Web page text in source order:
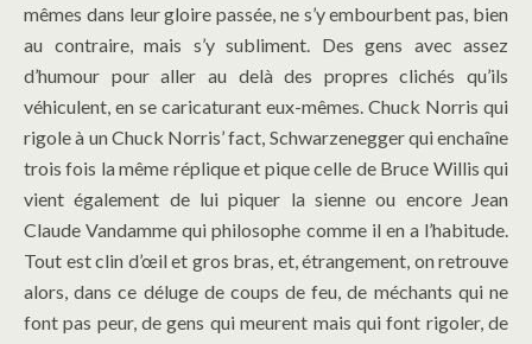
mêmes dans leur gloire passée, ne s’y embourbent pas, bien
au contraire, mais s’y subliment. Des gens avec assez
d’humour pour aller au delà des propres clichés qu’ils
véhiculent, en se caricaturant eux-mêmes. Chuck Norris qui
rigole à un Chuck Norris’ fact, Schwarzenegger qui enchaîne
trois fois la même réplique et pique celle de Bruce Willis qui
vient également de lui piquer la sienne ou encore Jean
Claude Vandamme qui philosophe comme il en a l’habitude.
Tout est clin d’œil et gros bras, et, étrangement, on retrouve
alors, dans ce déluge de coups de feu, de méchants qui ne
font pas peur, de gens qui meurent mais qui font rigoler, de